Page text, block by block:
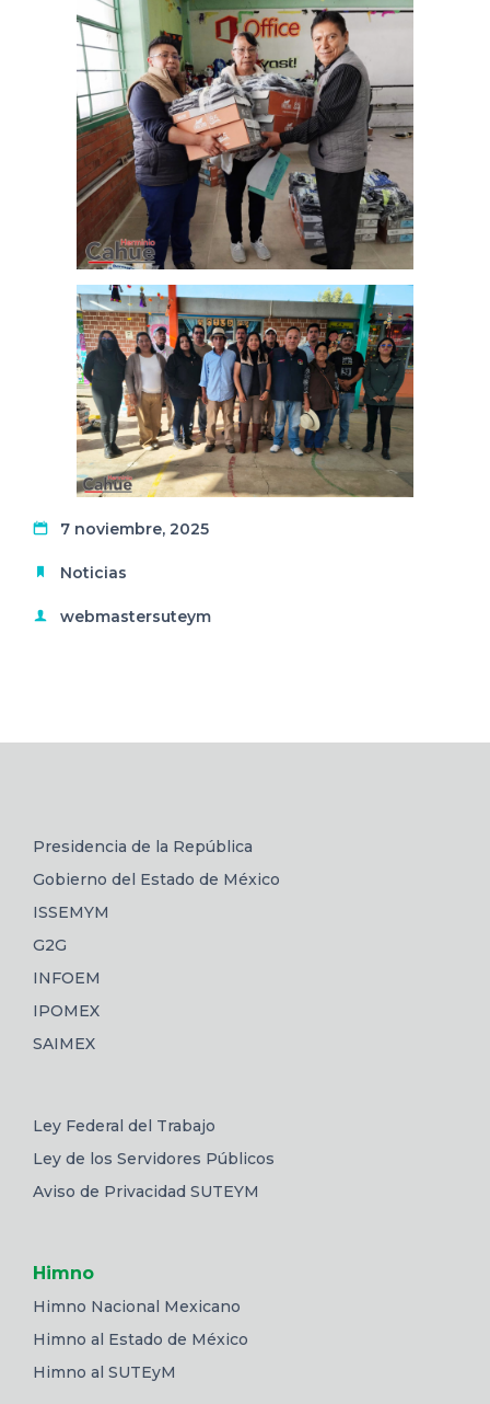
7 noviembre, 2025
Noticias
webmastersuteym
Presidencia de la República
Gobierno del Estado de México
ISSEMYM
G2G
INFOEM
IPOMEX
SAIMEX
Ley Federal del Trabajo
Ley de los Servidores Públicos
Aviso de Privacidad SUTEYM
Himno
Himno Nacional Mexicano
Himno al Estado de México
Himno al SUTEyM